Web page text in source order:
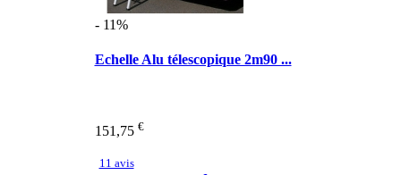
- 11%
Echelle Alu télescopique 2m90 ...
151,75 €
11 avis